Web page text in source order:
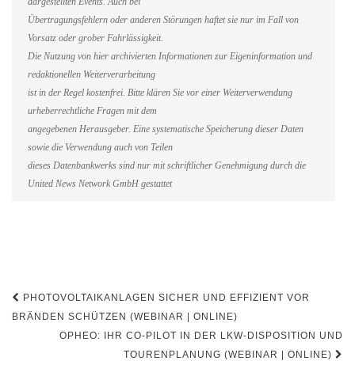
dargestellten Events. Auch bei
Übertragungsfehlern oder anderen Störungen haftet sie nur im Fall von
Vorsatz oder grober Fahrlässigkeit.
Die Nutzung von hier archivierten Informationen zur Eigeninformation und
redaktionellen Weiterverarbeitung
ist in der Regel kostenfrei. Bitte klären Sie vor einer Weiterverwendung
urheberrechtliche Fragen mit dem
angegebenen Herausgeber. Eine systematische Speicherung dieser Daten
sowie die Verwendung auch von Teilen
dieses Datenbankwerks sind nur mit schriftlicher Genehmigung durch die
United News Network GmbH gestattet
Beitragsnavigation
PHOTOVOLTAIKANLAGEN SICHER UND EFFIZIENT VOR
BRÄNDEN SCHÜTZEN (WEBINAR | ONLINE)
OPHEO: IHR CO-PILOT IN DER LKW-DISPOSITION UND
TOURENPLANUNG (WEBINAR | ONLINE)